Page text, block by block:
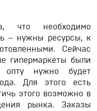
что необходимо
– нужны ресурсы, к
Сейчас
гипермаркеты были
нужно будет
Для этого есть
этого возможно в
рынка. Заказы